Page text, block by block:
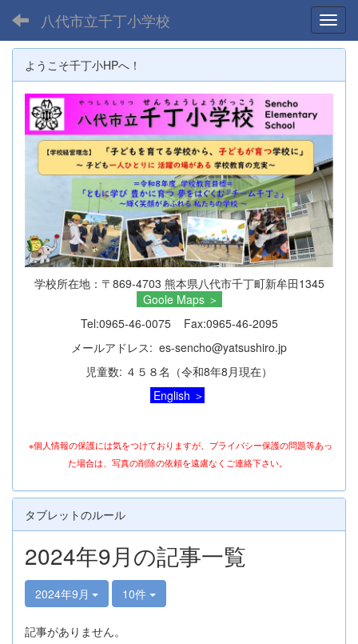
八代市立千丁小学校
ようこそ千丁小HPへ！
学校所在地：〒869-4703 熊本県八代市千丁町新牟田1345
Goole Maps ＞
Tel:0965-46-0075 Fax:0965-46-2095
メールアドレス: es-sencho@yatsushiro.jp
児童数: ４５８名（令和8年8月現在）
English ＞
※個人情報の保護には気をつけておりますが、プライバシー保護の問題等あっ
た場合は、写真の削除の依頼を遠慮なくご連絡下さい。
タブレットのルール
2024年9月の記事一覧
2024年9月 10件
記事がありません。